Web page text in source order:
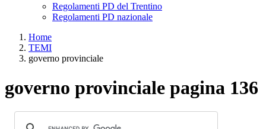
Regolamenti PD del Trentino
Regolamenti PD nazionale
Home
TEMI
governo provinciale
governo provinciale pagina 136